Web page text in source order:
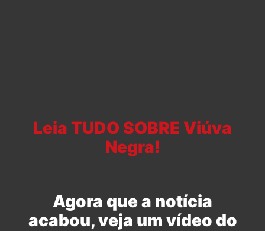
Leia TUDO SOBRE Viúva
Negra!
Agora que a notícia
acabou, veja um vídeo do